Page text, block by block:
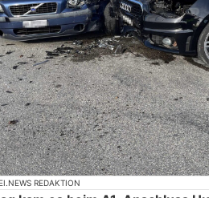
REDAKTION